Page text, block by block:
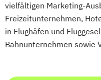
vielfältigen Marketing-
Freizeitunternehmen,
in Flughäfen und
Bahnunternehmen sowie